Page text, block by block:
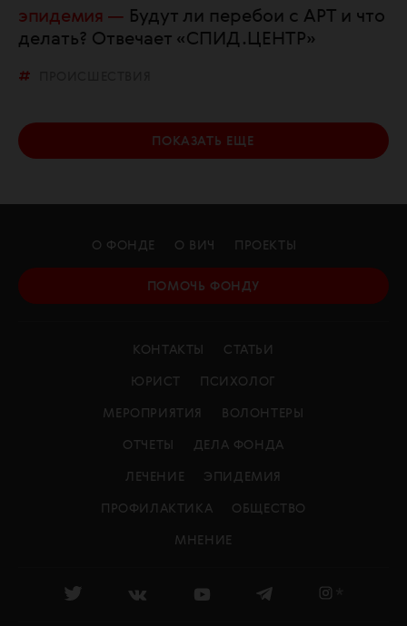
эпидемия
Будут ли перебои с АРТ и что
делать? Отвечает «СПИД.ЦЕНТР»
ПОКАЗАТЬ ЕЩЕ
О ФОНДЕ О ВИЧ ПРОЕКТЫ
ПОМОЧЬ ФОНДУ
КОНТАКТЫ СТАТЬИ
ЮРИСТ ПСИХОЛОГ
МЕРОПРИЯТИЯ ВОЛОНТЕРЫ
ОТЧЕТЫ ДЕЛА ФОНДА
ЛЕЧЕНИЕ ЭПИДЕМИЯ
ПРОФИЛАКТИКА ОБЩЕСТВО
МНЕНИЕ